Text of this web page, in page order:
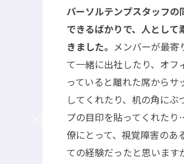
パーソルテンプスタッフ
できるばかりで、人とし
きました。 メンバーが最
て一緒に出社したり、オフ
っていると離れた席からサ
してくれたり、机の角に
プの目印を貼ってくれた
僚にとって、視覚障害のあ
ての経験だったと思いま